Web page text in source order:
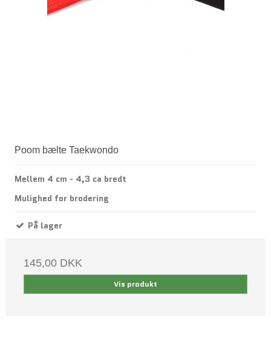
Poom bælte Taekwondo
Mellem 4 cm - 4,3 ca bredt
Mulighed for brodering
På lager
145,00 DKK
Vis produkt